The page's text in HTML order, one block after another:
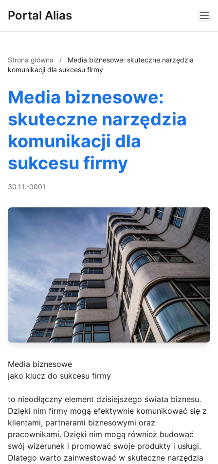
Portal Alias
Strona główna /
Media biznesowe: skuteczne narzędzia
komunikacji dla sukcesu firmy
Media biznesowe:
skuteczne narzędzia
komunikacji dla
sukcesu firmy
30.11.-0001
Media biznesowe
jako klucz do sukcesu firmy
to nieodłączny element dzisiejszego świata biznesu.
Dzięki nim firmy mogą efektywnie komunikować się z
klientami, partnerami biznesowymi oraz
pracownikami. Dzięki nim mogą również budować
swój wizerunek i promować swoje produkty i usługi.
Dlatego warto zainwestować w skuteczne narzędzia